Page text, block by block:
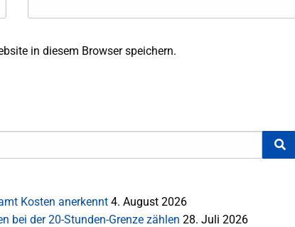
in diesem Browser speichern.
Kosten anerkennt 4. August 2026
bei der 20-Stunden-Grenze zählen 28. Juli 2026